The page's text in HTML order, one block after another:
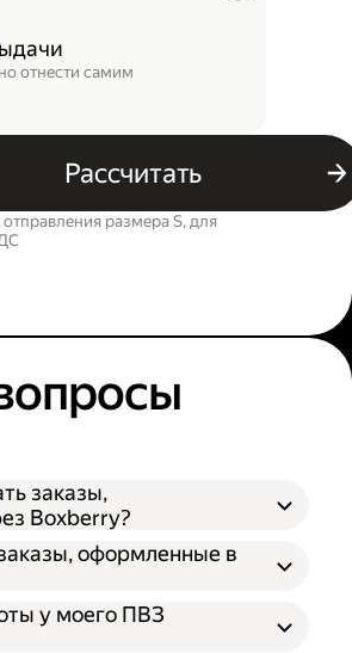
отнести самим
Рассчитать
отправления размера S, для
заказы,
Boxberry?
оформленные в
у моего ПВЗ